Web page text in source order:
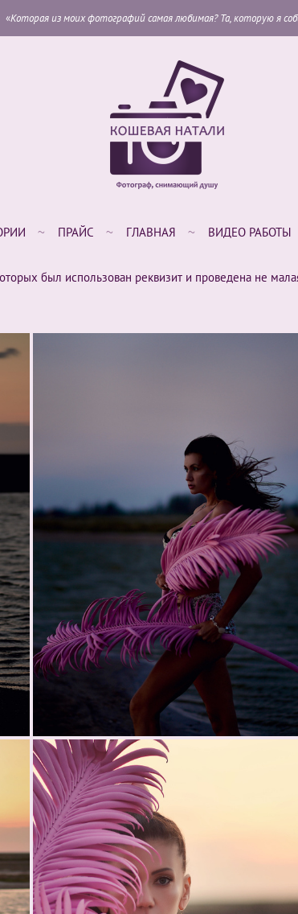
ПРАЙС ГЛАВНАЯ ВИДЕО РАБОТЫ
был использован реквизит и проведена не
самая любимая? Та, которую я собираюсь снять